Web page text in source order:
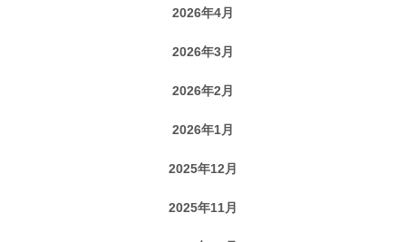
2026年4月
2026年3月
2026年2月
2026年1月
2025年12月
2025年11月